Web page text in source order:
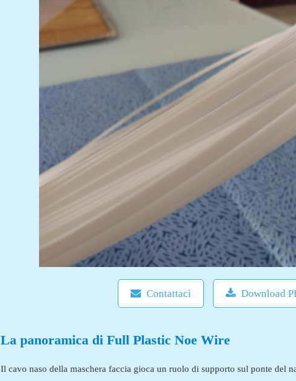
Contattaci Download
La panoramica di Full Plastic Noe Wire
Il cavo naso della maschera faccia gioca un ruolo di supporto sul ponte del